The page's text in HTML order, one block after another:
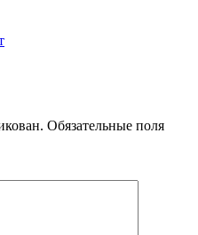
Обязательные поля